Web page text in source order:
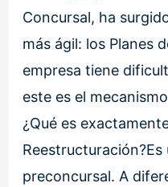
Concursal, ha
más ágil: los Planes
empresa tiene
este es el
¿Qué es
preconcursal. A